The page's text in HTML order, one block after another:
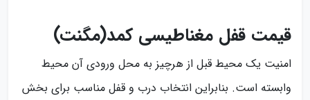
قیمت قفل مغناطیسی کمد(مگنت)
امنیت یک محیط قبل از هرچیز به محل ورودی آن محیط
وابسته است. بنابراین انتخاب درب و قفل مناسب برای بخش